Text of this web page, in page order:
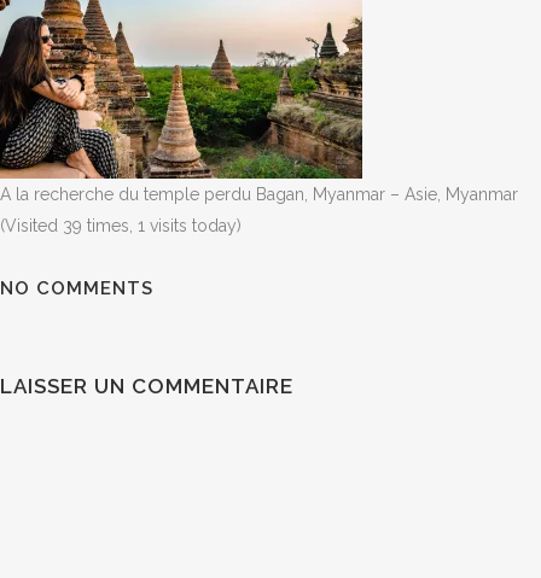
A la recherche du temple perdu Bagan, Myanmar – Asie, Myanmar
(Visited 39 times, 1 visits today)
NO COMMENTS
LAISSER UN COMMENTAIRE